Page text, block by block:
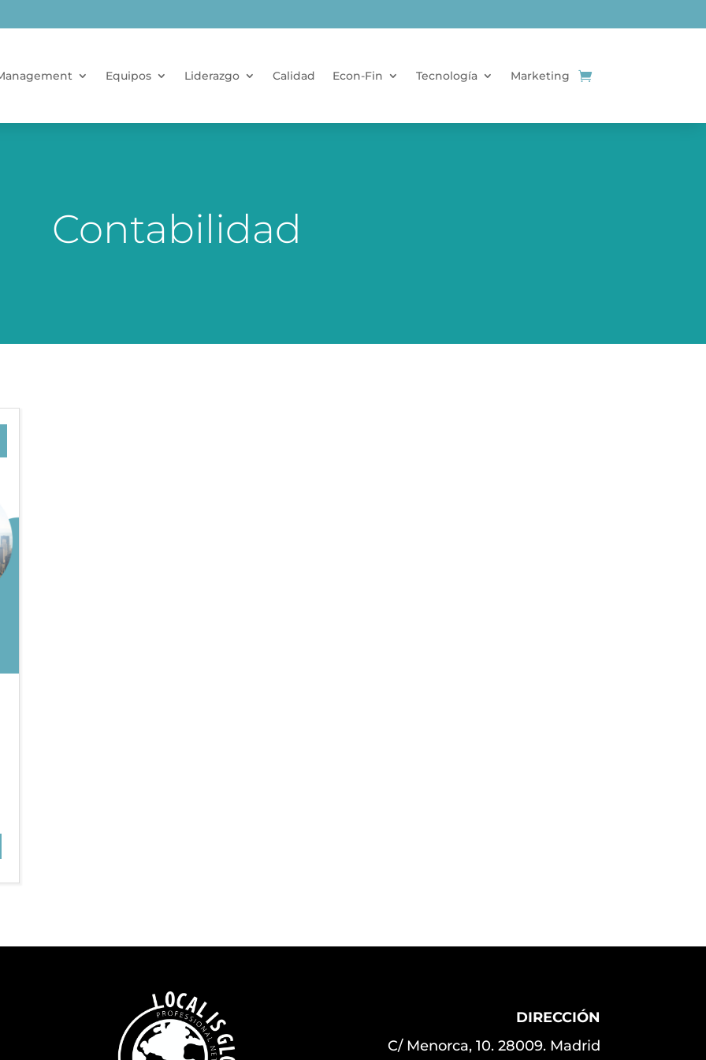
Equipos Liderazgo Calidad Econ-Fin Tecnología Marketing
Contabilidad
DIRECCIÓN
C/ Menorca, 10. 28009. Madrid